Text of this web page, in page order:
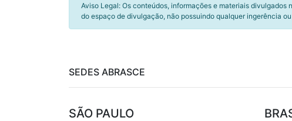
Aviso Legal: Os conteúdos, informações e materiais
do espaço de divulgação, não possuindo qualquer ingerência
SEDES ABRASCE
SÃO PAULO